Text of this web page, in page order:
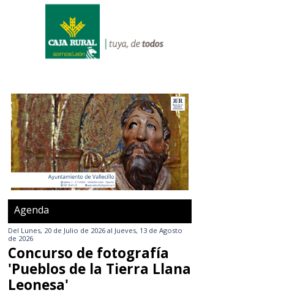
Agenda
Del Lunes, 20 de Julio de 2026 al Jueves, 13 de Agosto
de 2026
Concurso de fotografía
'Pueblos de la Tierra Llana
Leonesa'